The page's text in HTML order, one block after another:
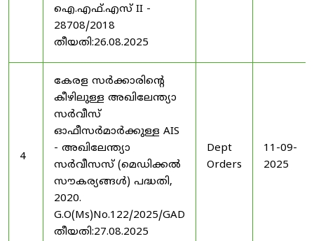
ഐ.എഫ്.എസ് II -
28708/2018
തീയതി:26.08.2025
4
കേരള സർക്കാരിന്റെ
കീഴിലുള്ള അഖിലേന്ത്യാ
സർവീസ്
ഓഫീസർമാർക്കുള്ള AIS
- അഖിലേന്ത്യാ
സർവീസസ് (മെഡിക്കൽ
സൗകര്യങ്ങൾ) പദ്ധതി,
2020.
G.O(Ms)No.122/2025/GAD
തീയതി:27.08.2025
Dept
Orders
11-09-
2025